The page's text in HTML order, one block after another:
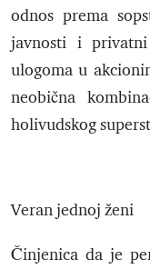
odnos prema
javnosti i
ulogoma u
neobična
holivudskog
Veran jednoj ženi
Činjenica da je